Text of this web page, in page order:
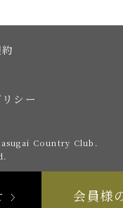
シー
Country Club.
会員様